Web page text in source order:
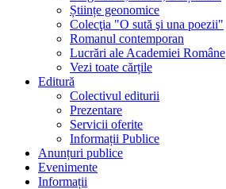
Științe geonomice
Colecţia "O sută şi una poezii"
Romanul contemporan
Lucrări ale Academiei Române
Vezi toate cărțile
Editură
Colectivul editurii
Prezentare
Servicii oferite
Informații Publice
Anunțuri publice
Evenimente
Informații